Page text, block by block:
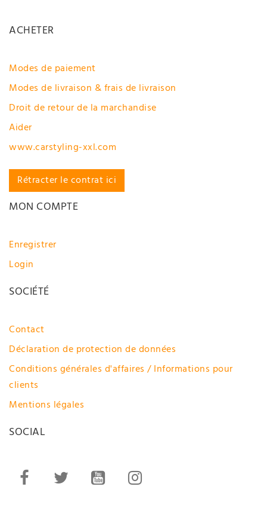
ACHETER
Modes de paiement
Modes de livraison & frais de livraison
Droit de retour de la marchandise
Aider
www.carstyling-xxl.com
Rétracter le contrat ici
MON COMPTE
Enregistrer
Login
SOCIÉTÉ
Contact
Déclaration de protection de données
Conditions générales d'affaires / Informations pour
clients
Mentions légales
SOCIAL